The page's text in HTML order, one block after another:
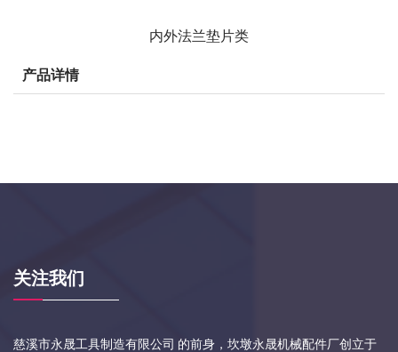
内外法兰垫片类
产品详情
关注我们
慈溪市永晟工具制造有限公司 的前身，坎墩永晟机械配件厂创立于